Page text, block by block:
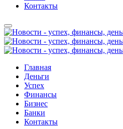
Контакты
Главная
Деньги
Успех
Финансы
Бизнес
Банки
Контакты